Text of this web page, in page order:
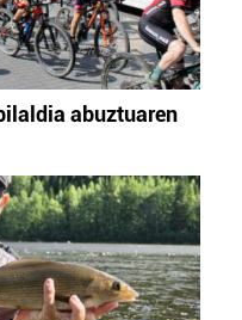
abuztuaren